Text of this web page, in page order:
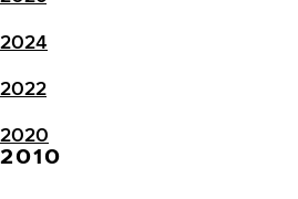
2024
2022
2020
2010